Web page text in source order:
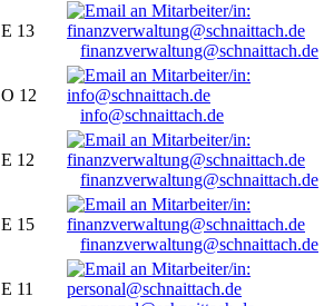
E 13
finanzverwaltung@schnaittach.de
O 12
info@schnaittach.de
E 12
finanzverwaltung@schnaittach.de
E 15
finanzverwaltung@schnaittach.de
E 11